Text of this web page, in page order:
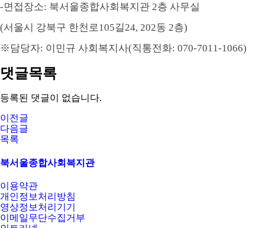
-면접장소: 북서울종합사회복지관 2층 사무실
(서울시 강북구 한천로 105길24, 202동 2층)
※ 담당자: 이민규 사회복지사(직통전화: 070-7011-1066)
댓글목록
등록된 댓글이 없습니다.
이전글
다음글
목록
북서울종합사회복지관
이용약관
개인정보처리방침
영상정보처리기기
이메일무단수집거부